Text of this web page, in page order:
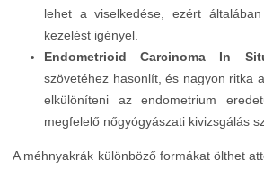
lehet a viselkedése, ezért
kezelést igényel.
Endometrioid Carcinoma In
szövetéhez hasonlít, és nagyon ritka
elkülöníteni az endometrium
megfelelő nőgyógyászati kivizsgálás
A méhnyakrák különböző formákat ölthet